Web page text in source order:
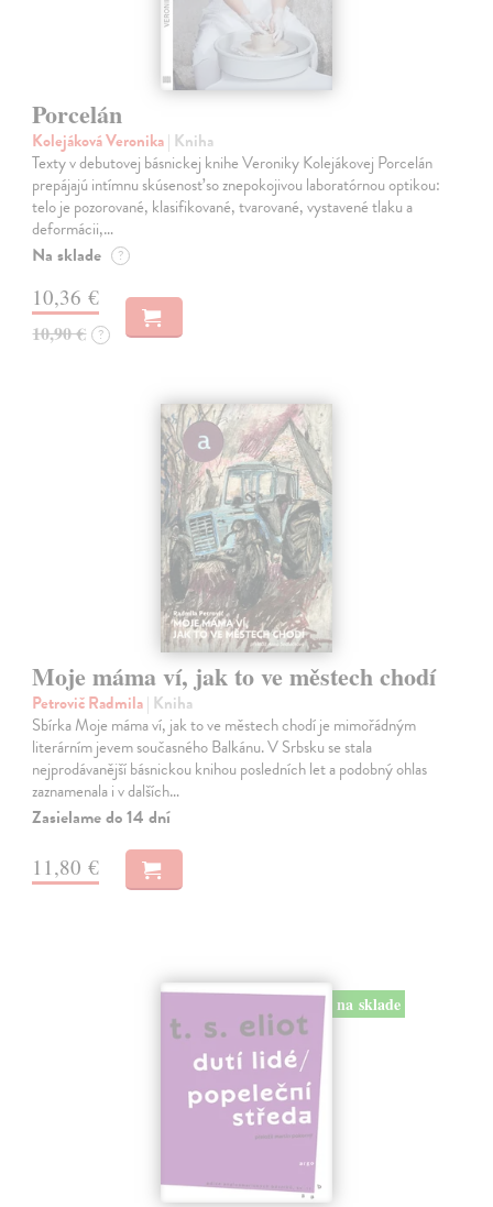
Porcelán
Kolejáková Veronika| Kniha
Texty v debutovej básnickej knihe Veroniky Kolejákovej Porcelán
prepájajú intímnu skúsenosť so znepokojivou laboratórnou optikou:
telo je pozorované, klasifikované, tvarované, vystavené tlaku a
deformácii,…
Na sklade ?
10,36 €
10,90 € ?
Moje máma ví, jak to ve městech chodí
Petrovič Radmila| Kniha
Sbírka Moje máma ví, jak to ve městech chodí je mimořádným
literárním jevem současného Balkánu. V Srbsku se stala
nejprodávanější básnickou knihou posledních let a podobný ohlas
zaznamenala i v dalších…
Zasielame do 14 dní
11,80 €
na sklade